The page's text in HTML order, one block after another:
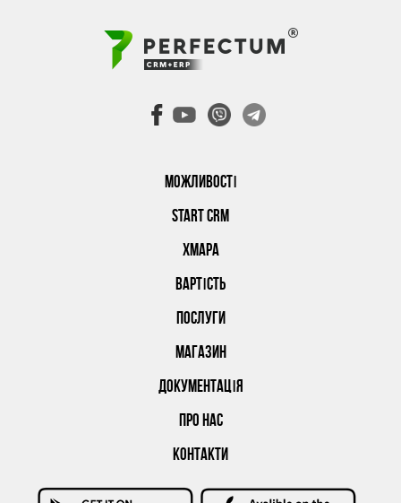
МОЖЛИВОСТІ
START CRM
ХМАРА
ВАРТІСТЬ
ПОСЛУГИ
МАГАЗИН
ДОКУМЕНТАЦІЯ
ПРО НАС
КОНТАКТИ